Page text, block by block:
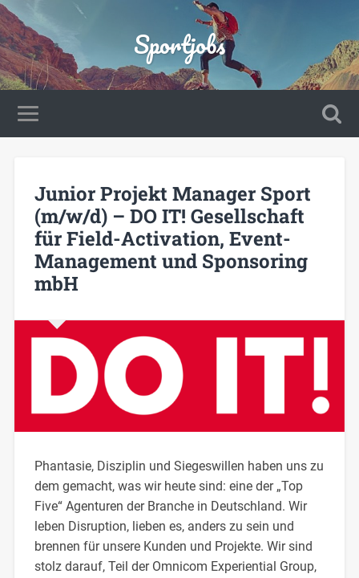
Sportjobs
Junior Projekt Manager Sport
(m/w/d) – DO IT! Gesellschaft
für Field-Activation, Event-
Management und Sponsoring
mbH
Phantasie, Disziplin und Siegeswillen haben uns zu
dem gemacht, was wir heute sind: eine der „Top
Five“ Agenturen der Branche in Deutschland. Wir
leben Disruption, lieben es, anders zu sein und
brennen für unsere Kunden und Projekte. Wir sind
stolz darauf, Teil der Omnicom Experiential Group,